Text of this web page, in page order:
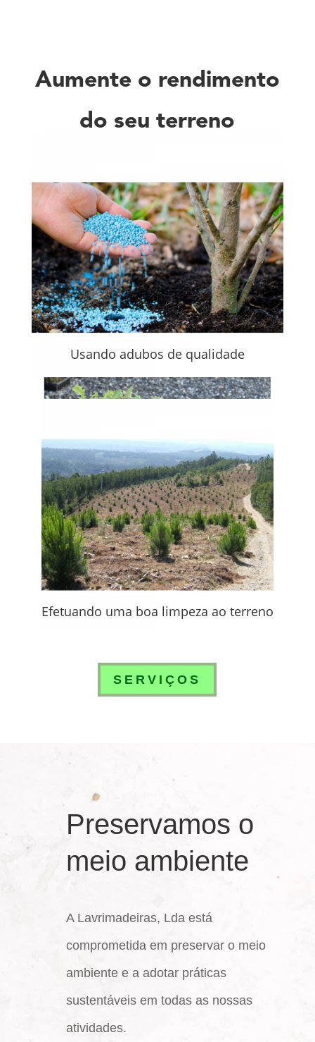
Aumente o rendimento
do seu terreno
Usando adubos de qualidade
Escolhendo boas plantas
Efetuando uma boa limpeza ao terreno
SERVIÇOS
Preservamos o
meio ambiente
A Lavrimadeiras, Lda está
comprometida em preservar o meio
ambiente e a adotar práticas
sustentáveis em todas as nossas
atividades.